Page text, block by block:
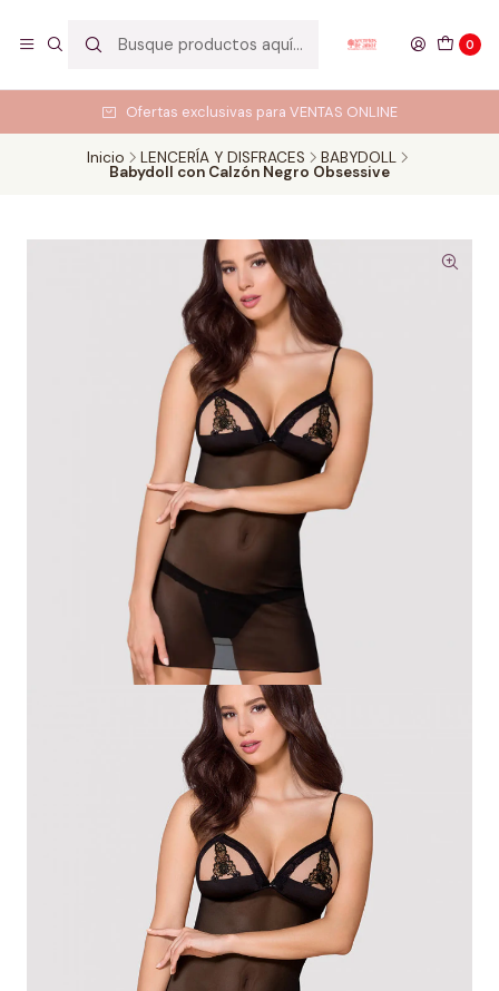
0
Ofertas exclusivas para VENTAS ONLINE
Inicio LENCERÍA Y DISFRACES BABYDOLL
Babydoll con Calzón Negro Obsessive